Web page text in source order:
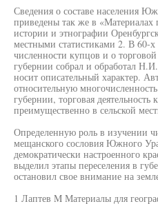
Сведения о составе населения
приведены так же в «Материалах
истории и этнографии
местными статистиками 2. В 60-
численности купцов и о
губернии собрал и обработал
носит описательный характер.
относительную
губернии, торговая деятельность
преимущественно в сельской
Определенную роль в изучении
мещанского сословия Южного
демократически настроенного
выделил этапы переселения в
остановил свое внимание на
1 Лаптев M Материалы для